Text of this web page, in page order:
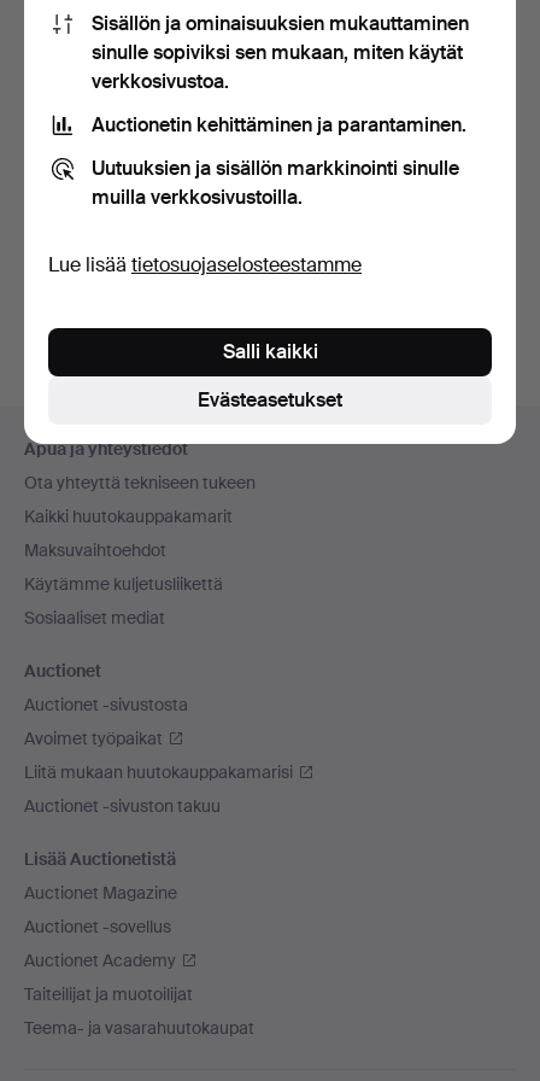
Missä voin myydä tavaroita?
Mistä näen onko Auctionet.com -sivusto ottanut vastaan
Miksi en voi täydentää tietojani?
Miten muutan henkilö- ja yhteystietojani?
Miten pääsen Auctionet.com -sivuston asiakkaaksi?
Alatunnistenavigaatio
Apua ja yhteystiedot
Ota yhteyttä tekniseen tukeen
Kaikki huutokauppakamarit
Maksuvaihtoehdot
Käytämme kuljetusliikettä
Sosiaaliset mediat
Auctionet
Auctionet -sivustosta
Avoimet työpaikat
Liitä mukaan huutokauppakamarisi
Auctionet -sivuston takuu
Lisää Auctionetistä
Auctionet Magazine
Auctionet -sovellus
Auctionet Academy
Taiteilijat ja muotoilijat
Teema- ja vasarahuutokaupat
Sisällön ja ominaisuuksien mukauttaminen
sinulle sopiviksi sen mukaan, miten käytät
verkkosivustoa.
Auctionetin kehittäminen ja parantaminen.
Uutuuksien ja sisällön markkinointi sinulle
muilla verkkosivustoilla.
Lue lisää tietosuojaselosteestamme
Evästeasetukset
Salli kaikki